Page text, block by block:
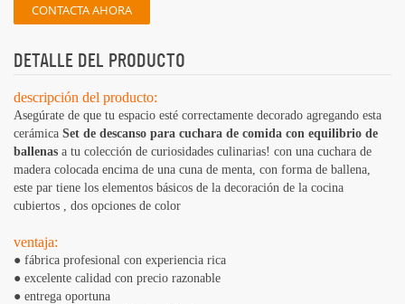
CONTACTA AHORA
DETALLE DEL PRODUCTO
descripción del producto:
Asegúrate de que tu espacio esté correctamente decorado agregando esta
cerámica Set de descanso para cuchara de comida con equilibrio de
ballenas a tu colección de curiosidades culinarias! con una cuchara de
madera colocada encima de una cuna de menta, con forma de ballena,
este par tiene los elementos básicos de la decoración de la cocina
cubiertos , dos opciones de color
ventaja:
● fábrica profesional con experiencia rica
● excelente calidad con precio razonable
● entrega oportuna